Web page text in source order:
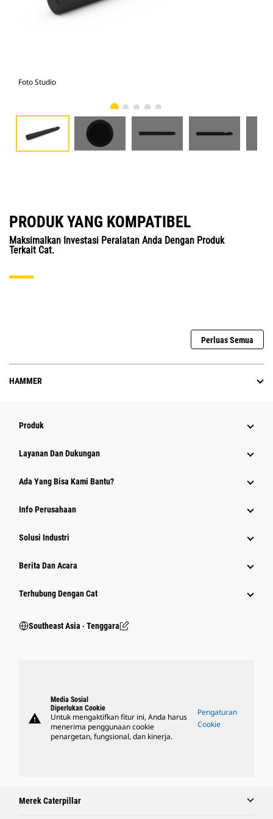
Foto Studio
PRODUK YANG KOMPATIBEL
Maksimalkan Investasi Peralatan Anda Dengan Produk
Terkait Cat.
Perluas Semua
HAMMER
Produk
Layanan Dan Dukungan
Ada Yang Bisa Kami Bantu?
Info Perusahaan
Solusi Industri
Berita Dan Acara
Terhubung Dengan Cat
Southeast Asia ‧ Tenggara
warning
Media Sosial
Diperlukan Cookie
Untuk mengaktifkan fitur ini, Anda harus
menerima penggunaan cookie
penargetan, fungsional, dan kinerja.
Pengaturan
Cookie
Merek Caterpillar